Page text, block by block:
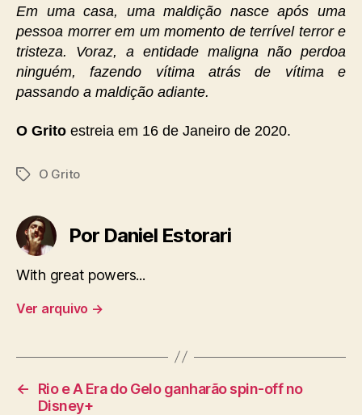
Em uma casa, uma maldição nasce após uma
pessoa morrer em um momento de terrível terror e
tristeza. Voraz, a entidade maligna não perdoa
ninguém, fazendo vítima atrás de vítima e
passando a maldição adiante.
O Grito estreia em 16 de Janeiro de 2020.
TagsO Grito
Por Daniel Estorari
With great powers...
Ver arquivo →
←
Rio e A Era do Gelo ganharão spin-off no
Disney+